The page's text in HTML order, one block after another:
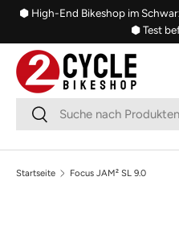
⬢ High-End Bikeshop im
⬢ Test
SuchenSuchen
Startseite Focus JAM² SL 9.0